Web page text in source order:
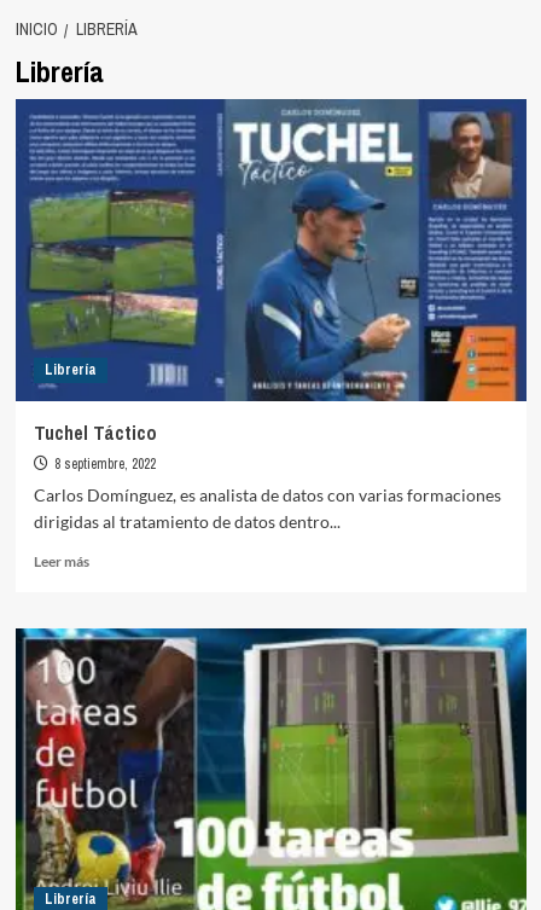
INICIO LIBRERÍA
Librería
Librería
Tuchel Táctico
8 septiembre, 2022
Carlos Domínguez, es analista de datos con varias formaciones
dirigidas al tratamiento de datos dentro...
Leer másLeer
Tuchel
Táctico
Librería